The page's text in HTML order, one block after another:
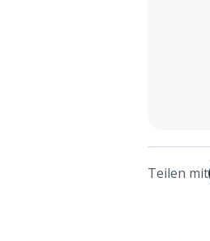
Teilen mit